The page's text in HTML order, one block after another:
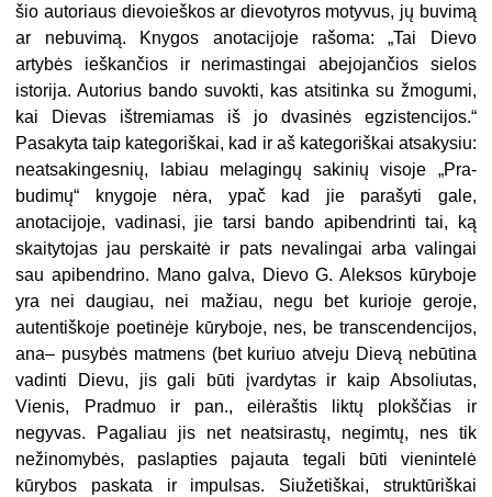
šio autoriaus dievoieškos ar dievotyros motyvus, jų buvimą
ar nebu­vimą. Knygos anotacijoje rašoma: „Tai Dievo
artybės ieškančios ir nerimas­tingai abejojančios sielos
istorija. Au­torius bando suvokti, kas atsitinka su žmogumi,
kai Dievas ištremiamas iš jo dvasinės egzistencijos.“
Pasakyta taip kategoriškai, kad ir aš katego­riškai atsakysiu:
neatsakingesnių, la­biau melagingų sakinių visoje „Pra­
budimų“ knygoje nėra, ypač kad jie parašyti gale,
anotacijoje, vadinasi, jie tarsi bando apibendrinti tai, ką
skaity­tojas jau perskaitė ir pats nevalingai arba valingai
sau apibendrino. Mano galva, Dievo G. Aleksos kūryboje
yra nei daugiau, nei mažiau, negu bet ku­rioje geroje,
autentiškoje poetinėje kū­ryboje, nes, be transcendencijos,
ana– pusybės matmens (bet kuriuo atveju Dievą nebūtina
vadinti Dievu, jis gali būti įvardytas ir kaip Absoliutas,
Vienis, Pradmuo ir pan., eilėraštis liktų plokščias ir
negyvas. Pagaliau jis net neatsirastų, negimtų, nes tik
nežino­mybės, paslapties pajauta tegali būti vienintelė
kūrybos paskata ir impul­sas. Siužetiškai, struktūriškai